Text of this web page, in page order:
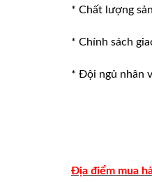
* Chất lượng
* Chính sách
* Đội ngủ nhân
Địa điểm mua